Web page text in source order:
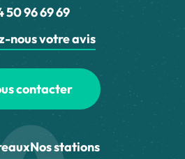
50 96 69 69
nous votre avis
contacter
Nos stations